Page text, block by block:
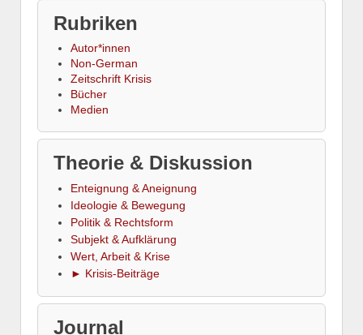
Rubriken
Autor*innen
Non-German
Zeitschrift Krisis
Bücher
Medien
Theorie & Diskussion
Enteignung & Aneignung
Ideologie & Bewegung
Politik & Rechtsform
Subjekt & Aufklärung
Wert, Arbeit & Krise
► Krisis-Beiträge
Journal